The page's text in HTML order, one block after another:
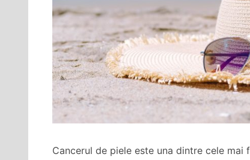
Cancerul de piele este una dintre cele